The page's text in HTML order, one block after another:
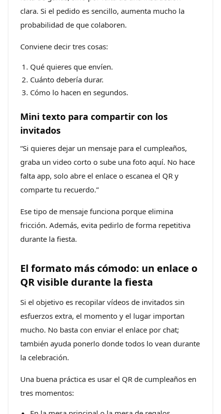
clara. Si el pedido es sencillo, aumenta mucho la
probabilidad de que colaboren.
Conviene decir tres cosas:
Qué quieres que envíen.
Cuánto debería durar.
Cómo lo hacen en segundos.
Mini texto para compartir con los
invitados
“Si quieres dejar un mensaje para el cumpleaños,
graba un video corto o sube una foto aquí. No hace
falta app, solo abre el enlace o escanea el QR y
comparte tu recuerdo.”
Ese tipo de mensaje funciona porque elimina
fricción. Además, evita pedirlo de forma repetitiva
durante la fiesta.
El formato más cómodo: un enlace o
QR visible durante la fiesta
Si el objetivo es recopilar vídeos de invitados sin
esfuerzos extra, el momento y el lugar importan
mucho. No basta con enviar el enlace por chat;
también ayuda ponerlo donde todos lo vean durante
la celebración.
Una buena práctica es usar el QR de cumpleaños en
tres momentos: